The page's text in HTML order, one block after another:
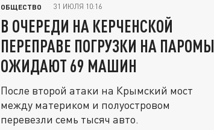
ОБЩЕСТВО 31 ИЮЛЯ 10:16
В ОЧЕРЕДИ НА КЕРЧЕНСКОЙ
ПЕРЕПРАВЕ ПОГРУЗКИ НА ПАРОМЫ
ОЖИДАЮТ 69 МАШИН
После второй атаки на Крымский мост
между материком и полуостровом
перевезли семь тысяч авто.